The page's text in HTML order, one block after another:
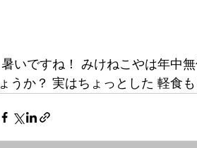
ょうか？ 実はちょっとした 軽食